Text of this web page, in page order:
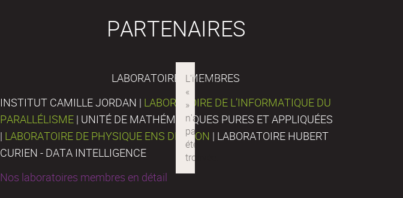
PARTENAIRES
LABORATOIRES MEMBRES
INSTITUT CAMILLE JORDAN | LABORATOIRE DE L’INFORMATIQUE DU
PARALLÉLISME | UNITÉ DE MATHÉMATIQUES PURES ET APPLIQUÉES
| LABORATOIRE DE PHYSIQUE ENS DE LYON | LABORATOIRE HUBERT
CURIEN - DATA INTELLIGENCE
Nos laboratoires membres en détail